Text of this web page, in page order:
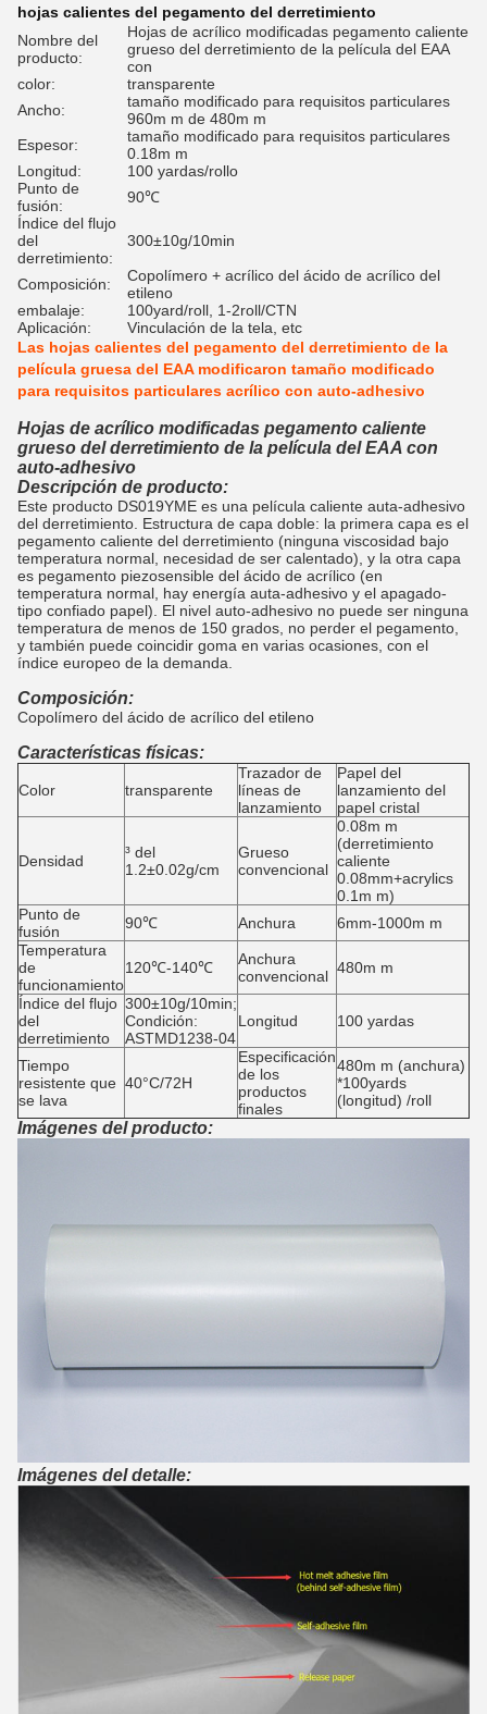
hojas calientes del pegamento del derretimiento
Nombre del
producto:
Hojas de acrílico modificadas pegamento caliente
grueso del derretimiento de la película del EAA
con
color:
transparente
Ancho:
tamaño modificado para requisitos particulares
960m m de 480m m
Espesor:
tamaño modificado para requisitos particulares
0.18m m
Longitud:
100 yardas/rollo
Punto de
fusión:
90℃
Índice del flujo
del
derretimiento:
300±10g/10min
Composición:
Copolímero + acrílico del ácido de acrílico del
etileno
embalaje:
100yard/roll, 1-2roll/CTN
Aplicación:
Vinculación de la tela, etc
Las hojas calientes del pegamento del derretimiento de la
película gruesa del EAA modificaron tamaño modificado
para requisitos particulares acrílico con auto-adhesivo
Hojas de acrílico modificadas pegamento caliente
grueso del derretimiento de la película del EAA con
auto-adhesivo
Descripción de producto:
Este producto DS019YME es una película caliente auta-adhesivo
del derretimiento. Estructura de capa doble: la primera capa es el
pegamento caliente del derretimiento (ninguna viscosidad bajo
temperatura normal, necesidad de ser calentado), y la otra capa
es pegamento piezosensible del ácido de acrílico (en
temperatura normal, hay energía auta-adhesivo y el apagado-
tipo confiado papel). El nivel auto-adhesivo no puede ser ninguna
temperatura de menos de 150 grados, no perder el pegamento,
y también puede coincidir goma en varias ocasiones, con el
índice europeo de la demanda.
Composición:
Copolímero del ácido de acrílico del etileno
Características físicas:
Color transparente
Trazador de
líneas de
lanzamiento
Papel del
lanzamiento del
papel cristal
Densidad
³ del
1.2±0.02g/cm
Grueso
convencional
0.08m m
(derretimiento
caliente
0.08mm+acrylics
0.1m m)
Punto de
fusión
90℃ Anchura
6mm-1000m m
Temperatura
de
funcionamiento
120℃-140℃
Anchura
convencional 480m m
Índice del flujo
del
derretimiento
300±10g/10min;
Condición:
ASTMD1238-04
Longitud 100 yardas
Tiempo
resistente que
se lava
40°C/72H
Especificación
de los
productos
finales
480m m (anchura)
*100yards
(longitud) /roll
Imágenes del producto:
Imágenes del detalle: